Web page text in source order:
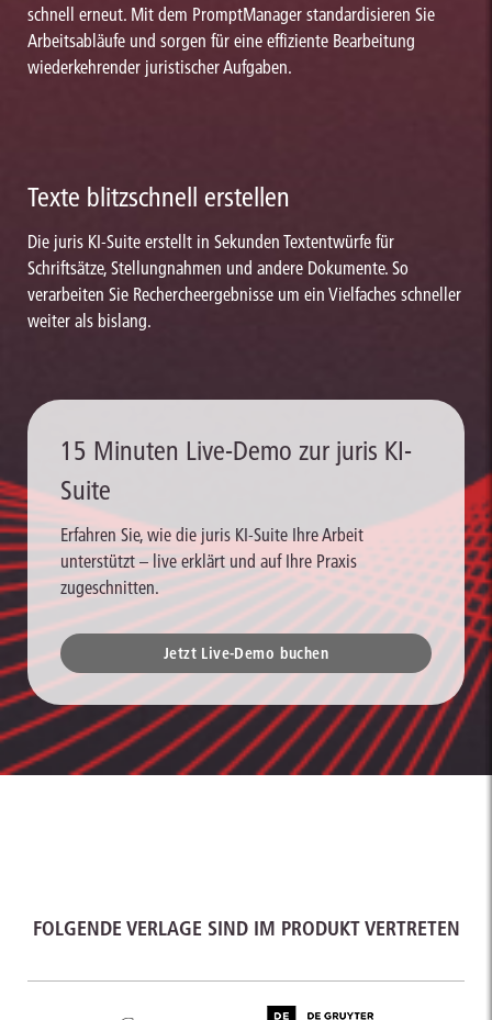
schnell erneut. Mit dem PromptManager standardisieren Sie
Arbeitsabläufe und sorgen für eine effiziente Bearbeitung
wiederkehrender juristischer Aufgaben.
Texte blitzschnell erstellen
Die juris KI-Suite erstellt in Sekunden Textentwürfe für
Schriftsätze, Stellungnahmen und andere Dokumente. So
verarbeiten Sie Rechercheergebnisse um ein Vielfaches schneller
weiter als bislang.
15 Minuten Live-Demo zur juris KI-
Suite
Erfahren Sie, wie die juris KI-Suite Ihre Arbeit
unterstützt – live erklärt und auf Ihre Praxis
zugeschnitten.
Jetzt Live-Demo buchen
FOLGENDE VERLAGE SIND IM PRODUKT VERTRETEN